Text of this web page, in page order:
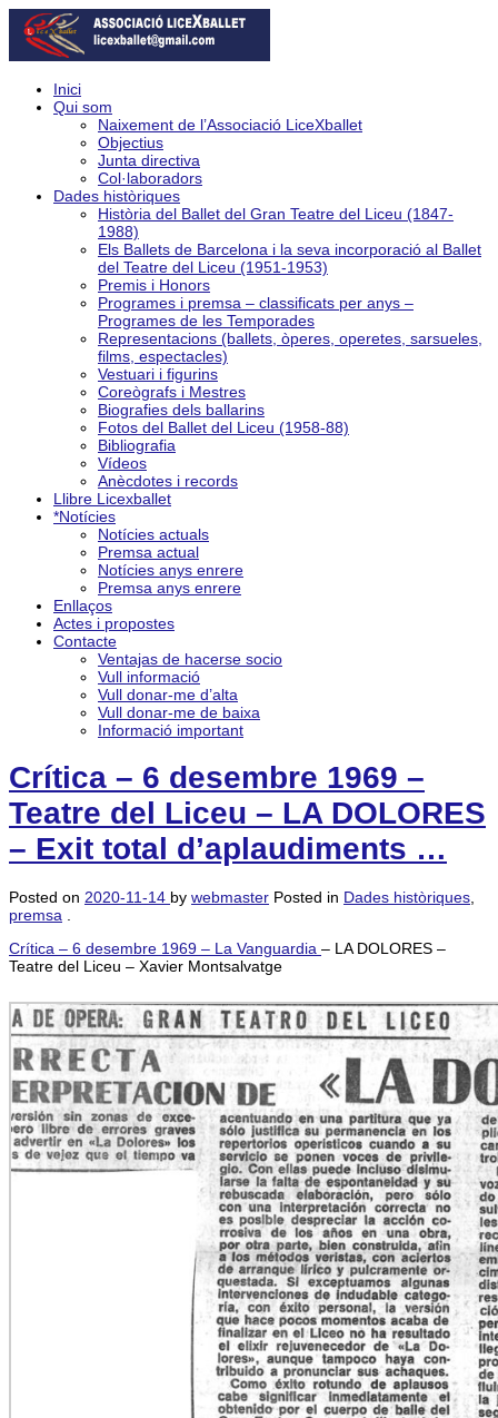
Inici
Qui som
Naixement de l’Associació LiceXballet
Objectius
Junta directiva
Col·laboradors
Dades històriques
Història del Ballet del Gran Teatre del Liceu (1847-
1988)
Els Ballets de Barcelona i la seva incorporació al Ballet
del Teatre del Liceu (1951-1953)
Premis i Honors
Programes i premsa – classificats per anys –
Programes de les Temporades
Representacions (ballets, òperes, operetes, sarsueles,
films, espectacles)
Vestuari i figurins
Coreògrafs i Mestres
Biografies dels ballarins
Fotos del Ballet del Liceu (1958-88)
Bibliografia
Vídeos
Anècdotes i records
Llibre Licexballet
*Notícies
Notícies actuals
Premsa actual
Notícies anys enrere
Premsa anys enrere
Enllaços
Actes i propostes
Contacte
Ventajas de hacerse socio
Vull informació
Vull donar-me d’alta
Vull donar-me de baixa
Informació important
Crítica – 6 desembre 1969 –
Teatre del Liceu – LA DOLORES
– Exit total d’aplaudiments …
Posted on 2020-11-14 by webmaster Posted in Dades històriques
premsa
Crítica – 6 desembre 1969 – La Vanguardia – LA DOLORES –
Teatre del Liceu – Xavier Montsalvatge